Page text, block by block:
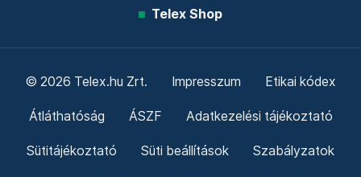
Telex Shop
© 2026 Telex.hu Zrt. Impresszum Etikai kódex
Átláthatóság ÁSZF Adatkezelési tájékoztató
Sütitájékoztató Süti beállítások Szabályzatok